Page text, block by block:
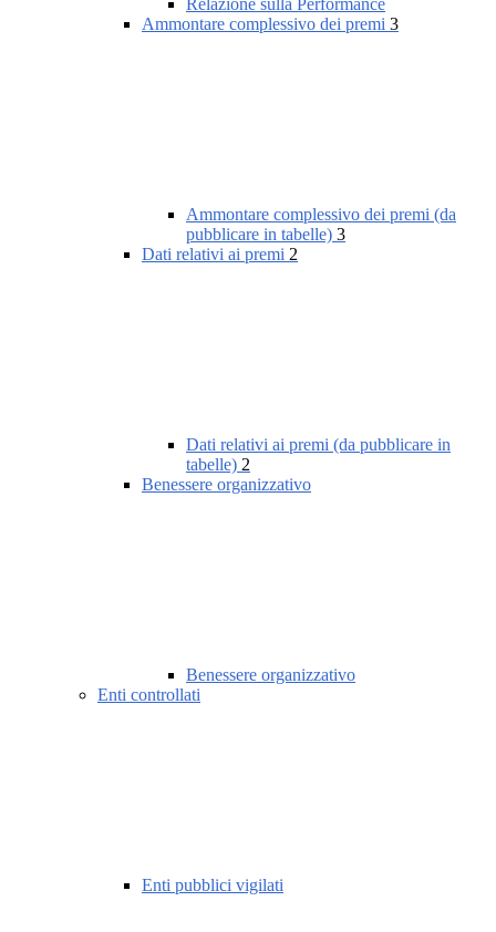
Relazione sulla Performance
Ammontare complessivo dei premi 3
Ammontare complessivo dei premi (da
pubblicare in tabelle) 3
Dati relativi ai premi 2
Dati relativi ai premi (da pubblicare in
tabelle) 2
Benessere organizzativo
Benessere organizzativo
Enti controllati
Enti pubblici vigilati